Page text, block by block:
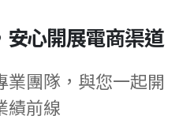
心開展電商渠道
業團隊，與您一起開
績前線